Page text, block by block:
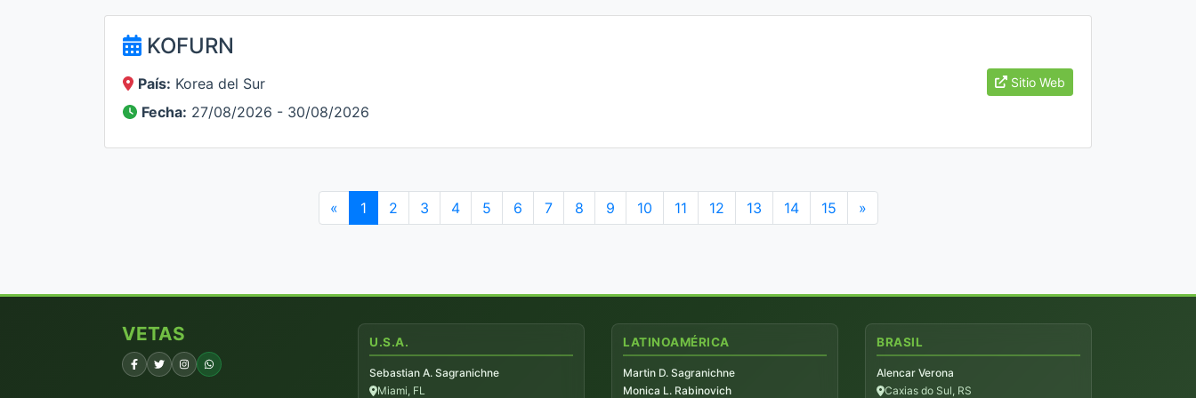
KOFURN
País: Korea del Sur
Fecha: 27/08/2026 - 30/08/2026
Sitio Web
« 1 2 3 4 5 6 7 8 9 10 11 12 13 14 15 »
VETAS U.S.A.
Sebastian A. Sagranichne
Miami, FL
LATINOAMÉRICA
Martin D. Sagranichne
Monica L. Rabinovich
BRASIL
Alencar Verona
Caxias do Sul, RS